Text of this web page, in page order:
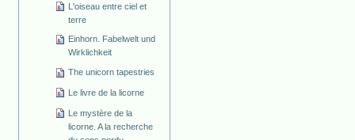
L'oiseau entre ciel et
terre
Einhorn. Fabelwelt und
Wirklichkeit
The unicorn tapestries
Le livre de la licorne
Le mystère de la
licorne. A la recherche